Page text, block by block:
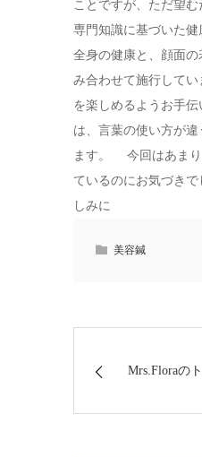
ことですが、ただ望
専門知識に基づいた
全身の健康と、顔面
み合わせて施行して
を楽しめるようお手
は、言葉の使い方が
ます。 今回はあまり
ているのにお気づき
しみに
美容鍼
Mrs.Floraの